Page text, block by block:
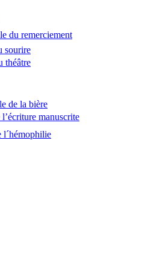
du remerciement
sourire
théâtre
de la bière
manuscrite
l´hémophilie